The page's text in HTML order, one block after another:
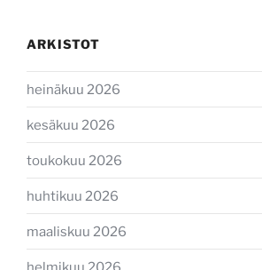
ARKISTOT
heinäkuu 2026
kesäkuu 2026
toukokuu 2026
huhtikuu 2026
maaliskuu 2026